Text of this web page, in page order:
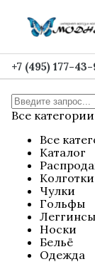
+7 (495) 177-
Все категории
Все
Каталог
Колготки
Чулки
Гольфы
Леггинсы
Носки
Бельё
Одежда